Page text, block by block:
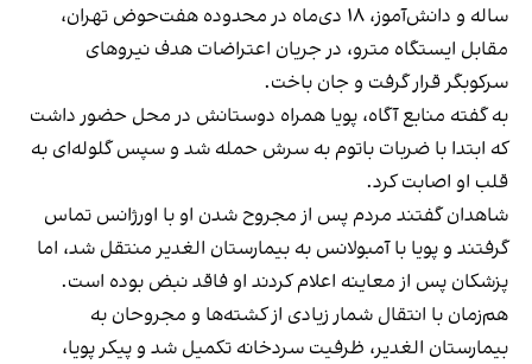
ساله و دانش‌آموز، ۱۸ دی‌ماه در محدوده هفت‌حوض تهران،
مقابل ایستگاه مترو، در جریان اعتراضات هدف نیروهای
سرکوبگر قرار گرفت و جان باخت.
به گفته منابع آگاه، پویا همراه دوستانش در محل حضور داشت
که ابتدا با ضربات باتوم به سرش حمله شد و سپس گلوله‌ای به
قلب او اصابت کرد.
شاهدان گفتند مردم پس از مجروح شدن او با اورژانس تماس
گرفتند و پویا با آمبولانس به بیمارستان الغدیر منتقل شد، اما
پزشکان پس از معاینه اعلام کردند او فاقد نبض بوده است.
هم‌زمان با انتقال شمار زیادی از کشته‌ها و مجروحان به
بیمارستان الغدیر، ظرفیت سردخانه تکمیل شد و پیکر پویا،